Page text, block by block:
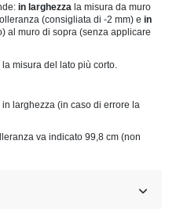
in larghezza la misura da muro
(consigliata di -2 mm) e in
al muro di sopra (senza applicare
misura del lato più corto.
larghezza (in caso di errore la
va indicato 99,8 cm (non